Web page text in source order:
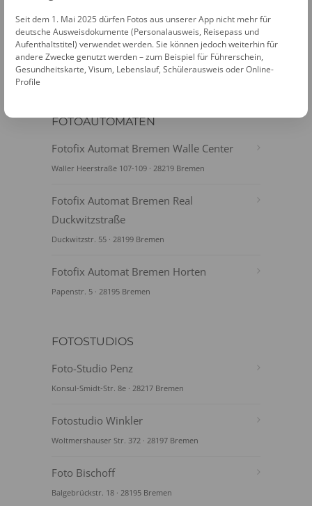
FOTOAUTOMATEN
Fotofix Automat Bremen Walle Center
Waller Heerstraße 107-109 · 28219 Bremen
Fotofix Automat Bremen Real
Duckwitzstraße
Duckwitzstr. 55 · 28199 Bremen
Fotofix Automat Bremen Horten
Papenstr. 5 · 28195 Bremen
FOTOSTUDIOS
Foto-Studio Penz
Konsul-Smidt-Str. 8e · 28217 Bremen
Fotostudio Winkler
Woltmershauser Str. 372 · 28197 Bremen
Foto Bischoff
Balgebrückstr. 18 · 28195 Bremen
Seit dem 1. Mai 2025 dürfen Fotos aus unserer App nicht mehr für
deutsche Ausweisdokumente (Personalausweis, Reisepass und
Aufenthaltstitel) verwendet werden. Sie können jedoch weiterhin für
andere Zwecke genutzt werden – zum Beispiel für Führerschein,
Gesundheitskarte, Visum, Lebenslauf, Schülerausweis oder Online-
Profile